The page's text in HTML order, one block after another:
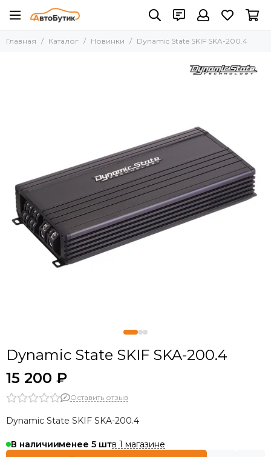
Главная Каталог Новинки Dynamic State SKIF SKA-200.4
Dynamic State SKIF SKA-200.4
15 200 ₽
Оставить отзыв
Dynamic State SKIF SKA-200.4
В наличиименее 5 в 1 магазине